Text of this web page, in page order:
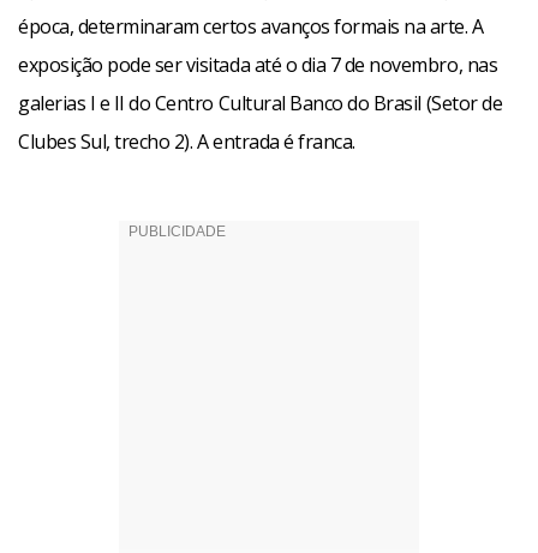
época, determinaram certos avanços formais na arte. A
exposição pode ser visitada até o dia 7 de novembro, nas
galerias I e II do Centro Cultural Banco do Brasil (Setor de
Clubes Sul, trecho 2). A entrada é franca.